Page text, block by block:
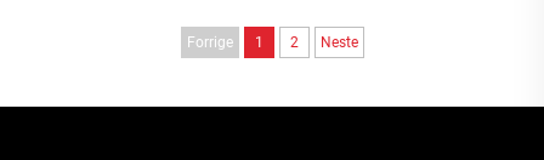
Forrige 1 2 Neste